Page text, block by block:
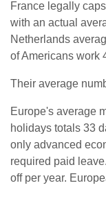
France legally
with an actual
Netherlands
of Americans work
Their average
Europe's average
holidays totals 33
only advanced
required paid
off per year.